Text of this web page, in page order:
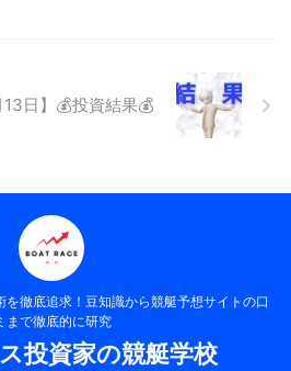
13日】💰投資結果💰
徹底追求！豆知識から競艇予想サイトの口
まで徹底的に研究
投資家の競艇学校